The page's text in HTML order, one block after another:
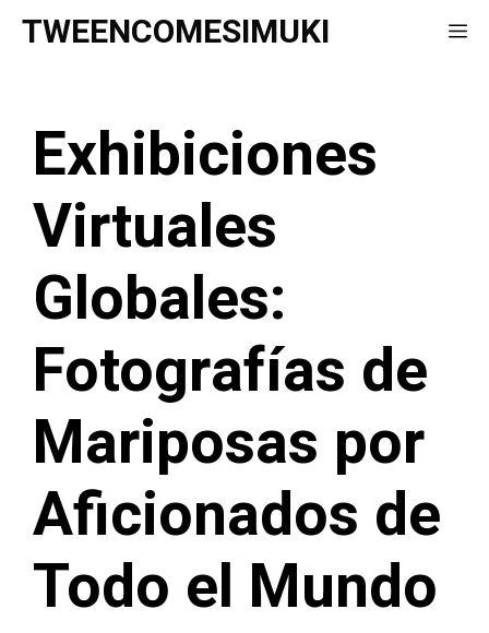
Saltar
TWEENCOMESIMUKI
Exhibiciones
Virtuales
Globales:
Fotografías de
Mariposas por
Aficionados de
Todo el Mundo